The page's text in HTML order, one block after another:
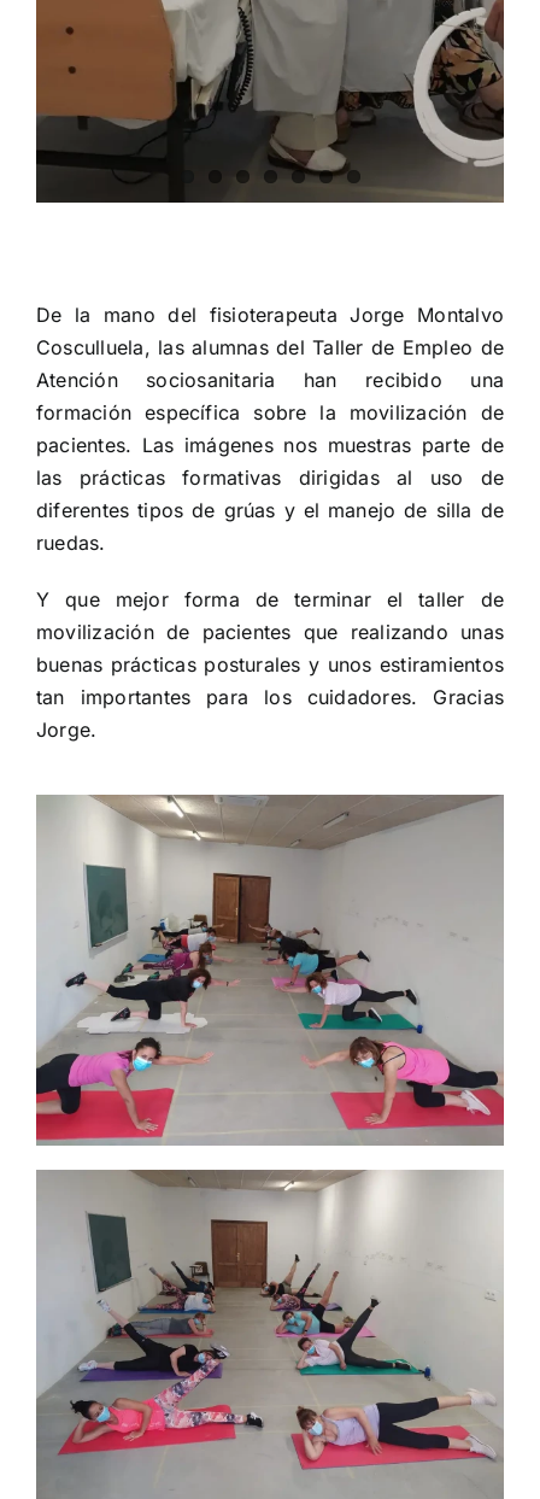
De la mano del fisioterapeuta Jorge Montalvo
Cosculluela, las alumnas del Taller de Empleo de
Atención sociosanitaria han recibido una
formación específica sobre la movilización de
pacientes. Las imágenes nos muestras parte de
las prácticas formativas dirigidas al uso de
diferentes tipos de grúas y el manejo de silla de
ruedas.
Y que mejor forma de terminar el taller de
movilización de pacientes que realizando unas
buenas prácticas posturales y unos estiramientos
tan importantes para los cuidadores. Gracias
Jorge.